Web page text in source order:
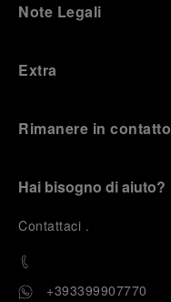
Note Legali
Extra
Rimanere in contatto
Hai bisogno di aiuto?
Contattaci .
+393399907770